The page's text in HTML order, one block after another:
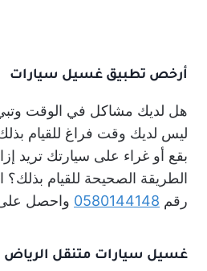
أرخص تطبيق غسيل سيارات
هل لديك مشاكل في الوقت
ليس لديك وقت فراغ للقيام
بقع أو غراء على سيارتك تريد
الطريقة الصحيحة للقيام
رقم 0580144148 واحصل
غسيل سيارات متنقل